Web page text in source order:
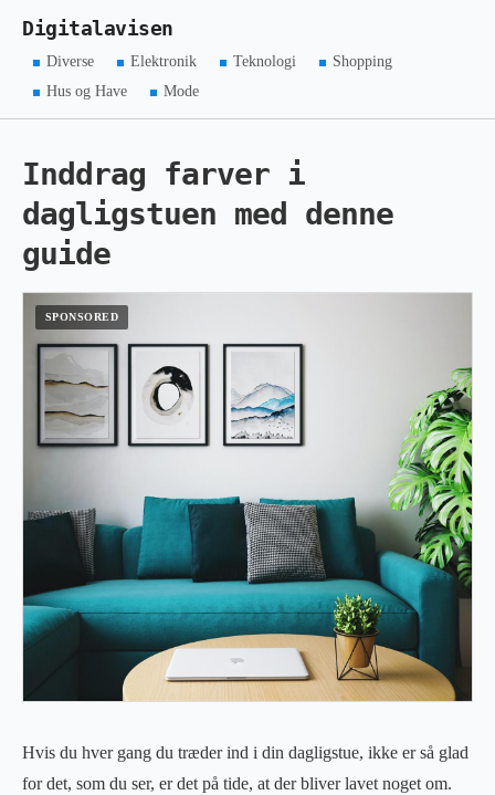
Digitalavisen
Diverse Elektronik Teknologi
Shopping
Hus og Have
Mode
Inddrag farver i
dagligstuen med denne
guide
Hvis du hver gang du træder ind i din dagligstue, ikke er så glad
for det, som du ser, er det på tide, at der bliver lavet noget om.